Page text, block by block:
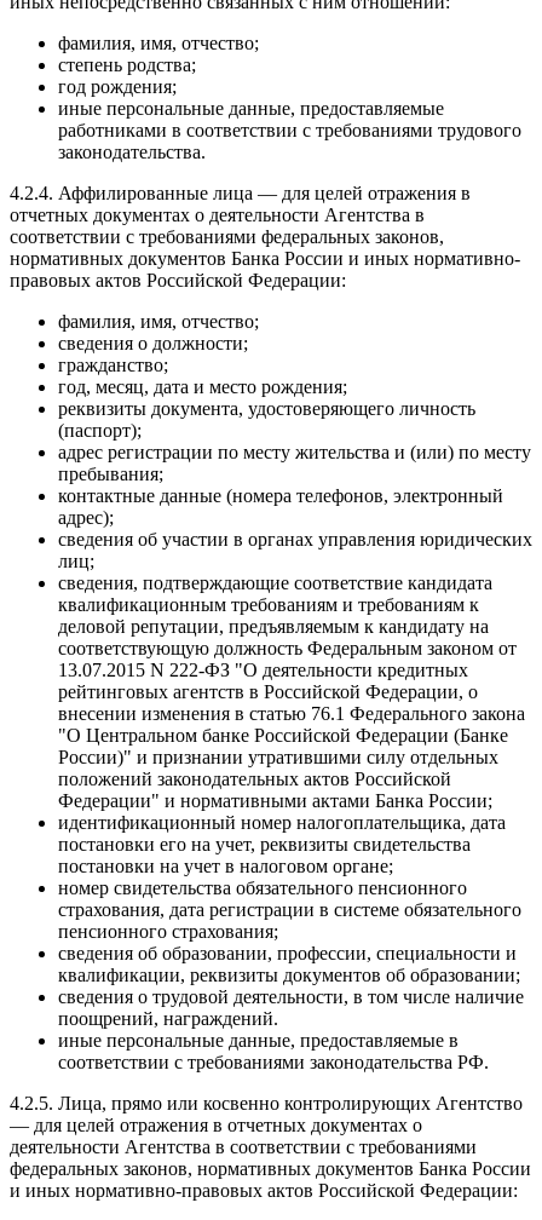
фамилия, имя, отчество;
степень родства;
год рождения;
иные персональные данные, предоставляемые
работниками в соответствии с требованиями трудового
законодательства.
4.2.4. Аффилированные лица — для целей отражения в
отчетных документах о деятельности Агентства в
соответствии с требованиями федеральных законов,
нормативных документов Банка России и иных нормативно-
правовых актов Российской Федерации:
фамилия, имя, отчество;
сведения о должности;
гражданство;
год, месяц, дата и место рождения;
реквизиты документа, удостоверяющего личность
(паспорт);
адрес регистрации по месту жительства и (или) по месту
пребывания;
контактные данные (номера телефонов, электронный
адрес);
сведения об участии в органах управления юридических
лиц;
сведения, подтверждающие соответствие кандидата
квалификационным требованиям и требованиям к
деловой репутации, предъявляемым к кандидату на
соответствующую должность Федеральным законом от
13.07.2015 N 222-ФЗ "О деятельности кредитных
рейтинговых агентств в Российской Федерации, о
внесении изменения в статью 76.1 Федерального закона
"О Центральном банке Российской Федерации (Банке
России)" и признании утратившими силу отдельных
положений законодательных актов Российской
Федерации" и нормативными актами Банка России;
идентификационный номер налогоплательщика, дата
постановки его на учет, реквизиты свидетельства
постановки на учет в налоговом органе;
номер свидетельства обязательного пенсионного
страхования, дата регистрации в системе обязательного
пенсионного страхования;
сведения об образовании, профессии, специальности и
квалификации, реквизиты документов об образовании;
сведения о трудовой деятельности, в том числе наличие
поощрений, награждений.
иные персональные данные, предоставляемые в
соответствии с требованиями законодательства РФ.
4.2.5. Лица, прямо или косвенно контролирующих Агентство
— для целей отражения в отчетных документах о
деятельности Агентства в соответствии с требованиями
федеральных законов, нормативных документов Банка России
и иных нормативно-правовых актов Российской Федерации: